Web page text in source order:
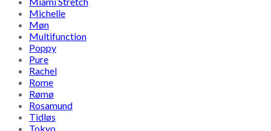
Michelle
Møn
Multifunction
Poppy
Pure
Rachel
Rome
Rømø
Rosamund
Tidløs
Tokyo